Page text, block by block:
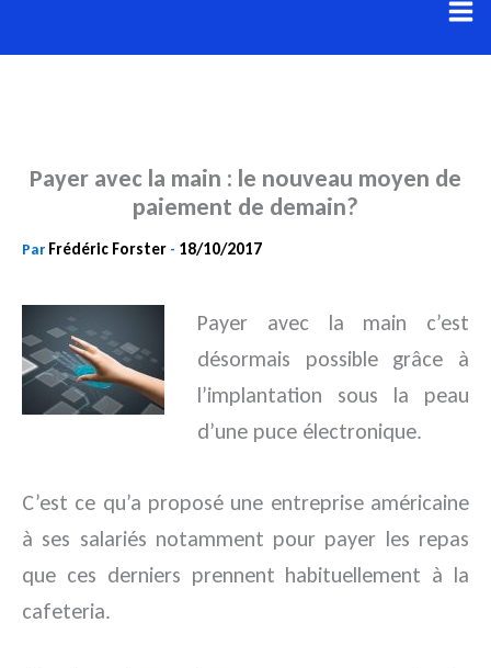
au
Payer avec la main : le nouveau moyen de
paiement de demain?
Par Frédéric Forster - 18/10/2017
Payer avec la main c’est
désormais possible grâce à
l’implantation sous la peau
d’une puce électronique.
C’est ce qu’a proposé une entreprise américaine
à ses salariés notamment pour payer les repas
que ces derniers prennent habituellement à la
cafeteria.